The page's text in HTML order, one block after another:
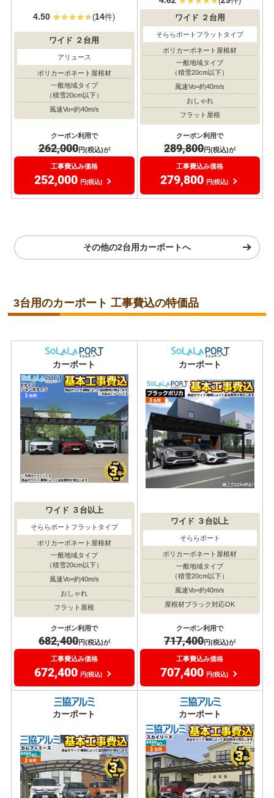
4.50 (14件)
ワイド ２台用
アリュース
ポリカーボネート屋根材
一般地域タイプ
（積雪20cm以下）
風速Vo=約40m/s
クーポン利用で
262,000円(税込)が
工事費込み価格
252,000 円(税込)
ワイド ２台用
そららポートフラットタイプ
ポリカーボネート屋根材
一般地域タイプ
（積雪20cm以下）
風速Vo=約40m/s
おしゃれ
フラット屋根
クーポン利用で
289,800円(税込)が
工事費込み価格
279,800 円(税込)
その他の2台用カーポートへ
3台用のカーポート 工事費込の特価品
カーポート
ワイド ３台以上
そららポートフラットタイプ
ポリカーボネート屋根材
一般地域タイプ
（積雪20cm以下）
風速Vo=約40m/s
おしゃれ
フラット屋根
クーポン利用で
682,400円(税込)が
工事費込み価格
672,400 円(税込)
カーポート
ワイド ３台以上
そららポート
ポリカーボネート屋根材
一般地域タイプ
（積雪20cm以下）
風速Vo=約40m/s
屋根材ブラック対応OK
クーポン利用で
717,400円(税込)が
工事費込み価格
707,400 円(税込)
カーポート カーポート